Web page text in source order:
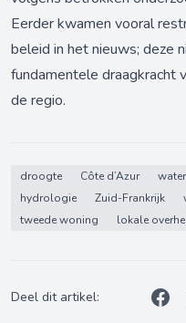
Eerder kwamen vooral
beleid in het nieuws; deze
fundamentele draagkracht
de regio.
droogte Côte d’Azur
hydrologie
Zuid-Frankrijk
tweede woning
lokale
Deel dit artikel: